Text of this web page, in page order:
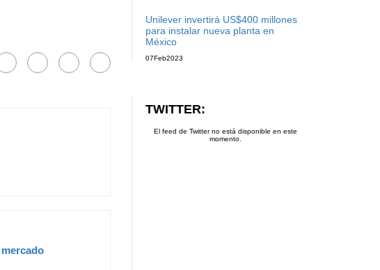
Unilever invertirá US$400 millones
para instalar nueva planta en
México
07Feb2023
TWITTER:
El feed de Twitter no está disponible en este
momento.